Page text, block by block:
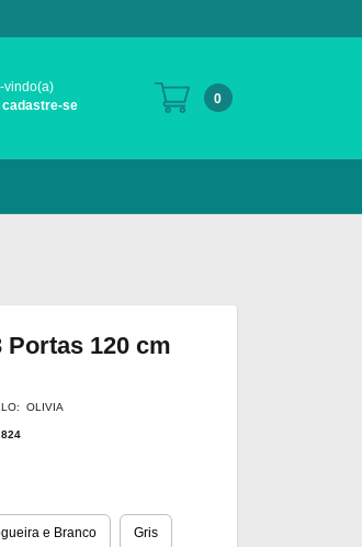
vindo(a)
cadastre-se
0
120 cm
OLIVIA
e Branco Gris